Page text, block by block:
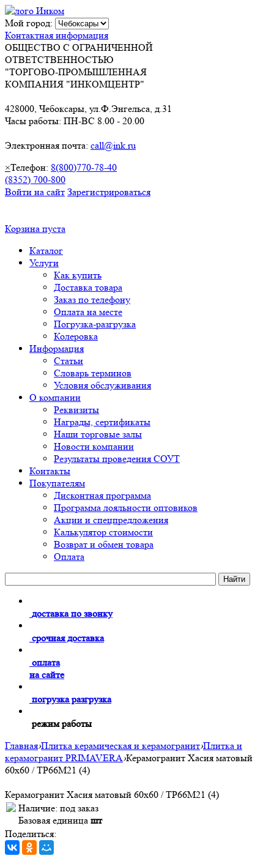
Мой город:
Контактная информация
ОБЩЕСТВО С ОГРАНИЧЕННОЙ
ОТВЕТСТВЕННОСТЬЮ
"ТОРГОВО-ПРОМЫШЛЕННАЯ
КОМПАНИЯ "ИНКОМЦЕНТР"
428000, Чебоксары, ул.Ф.Энгельса, д.31
Часы работы: ПН-ВС 8.00 - 20.00
Электронная почта: call@ink.ru
×Телефон: 8(800)770-78-40
(8352) 700-800
Войти на сайт Зарегистрироваться
Корзина пуста
Каталог
Услуги
Как купить
Доставка товара
Заказ по телефону
Оплата на месте
Погрузка-разгрузка
Колеровка
Информация
Статьи
Словарь терминов
Условия обслуживания
О компании
Реквизиты
Награды, сертификаты
Наши торговые залы
Новости компании
Результаты проведения СОУТ
Контакты
Покупателям
Дисконтная программа
Программа лояльности оптовиков
Акции и спецпредложения
Калькулятор стоимости
Возврат и обмен товара
Оплата
доставка по звонку
срочная доставка
оплата
на сайте
погрузка разгрузка
режим работы
Главная›Плитка керамическая и керамогранит›Плитка и
керамогранит PRIMAVERA›Керамогранит Хасия матовый
60х60 / TP66M21 (4)
Керамогранит Хасия матовый 60х60 / TP66M21 (4)
Наличие: под заказ
Базовая единица шт
Поделиться: